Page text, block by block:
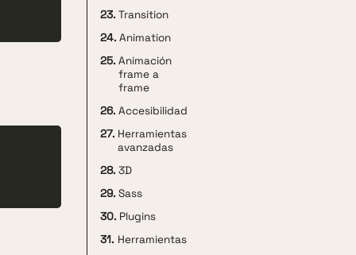
23. Transition
24. Animation
25. Animación
frame a
frame
26. Accesibilidad
27. Herramientas
avanzadas
28. 3D
29. Sass
30. Plugins
31. Herramientas